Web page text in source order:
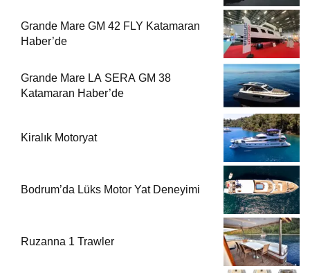
Grande Mare GM 42 FLY Katamaran
Haber’de
Grande Mare LA SERA GM 38
Katamaran Haber’de
Kiralık Motoryat
Bodrum’da Lüks Motor Yat Deneyimi
Ruzanna 1 Trawler